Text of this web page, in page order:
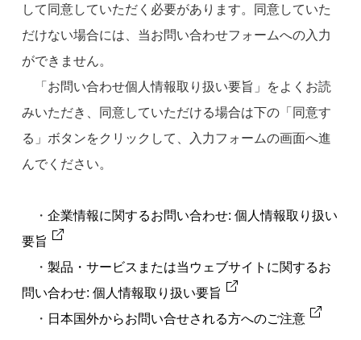
して同意していただく必要があります。同意していた
だけない場合には、当お問い合わせフォームへの入力
ができません。
「お問い合わせ個人情報取り扱い要旨」をよくお読
みいただき、同意していただける場合は下の「同意す
る」ボタンをクリックして、入力フォームの画面へ進
んでください。
・ 企業情報に関するお問い合わせ: 個人情報取り扱い
要旨
・ 製品・サービスまたは当ウェブサイトに関するお
問い合わせ: 個人情報取り扱い要旨
・ 日本国外からお問い合せされる方へのご注意